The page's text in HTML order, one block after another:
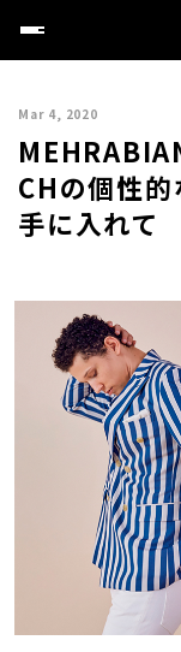
Mar 4, 2020
CHの個性
手に入れて